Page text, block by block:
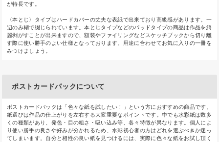
が特長です。
〈本とじ〉タイプはハードカバーの丈夫な表紙で出来ており高級感があります。一
辺のみ糊で綴じられています。本とじタイプなどのパッドタイプの商品は作品を綺
麗剥がすことが出来ますので、額装やファイリングなどスケッチブックから切り離
す際に使い勝手のよい仕様となっております。用途に合わせてお気に入りの一冊を
みつけましょう。
ポストカードパックについて
ポストカードパックは「色々な紙を試したい！」という方におすすめの商品です。
紙選びは作品の仕上がりを左右する大変重要なポイントです。中でも水彩紙は数多
くの種類があり、発色・目の粗さ・吸い込み等、各々特徴が異なります。個人によ
り使い勝手の良さや好みが分かれるため、水彩初心者の方はどれを選ぶべきか迷っ
てしまいます。自分と相性の良い紙を見つけるには、実際に色々な紙をお試し頂く